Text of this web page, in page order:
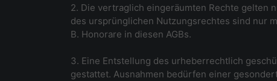
2. Die vertraglich eingeräumten Rechte gelten
des ursprünglichen Nutzungsrechtes sind nur
B. Honorare in diesen AGBs.
3. Eine Entstellung des urheberrechtlich
gestattet. Ausnahmen bedürfen einer